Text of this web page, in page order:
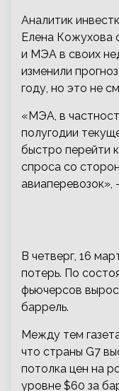
Аналитик
Елена Кожухова
и МЭА в своих
изменили
году, но это не
«МЭА, в
полугодии
быстро перейти
спроса со
авиаперевозок»,
В четверг, 16
потерь. По
фьючерсов
баррель.
Между тем
что страны G7
потолка цен на
уровне $60 за